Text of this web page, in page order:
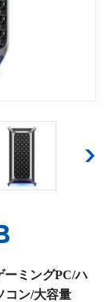
ーミングPC/ハ
コン/大容量